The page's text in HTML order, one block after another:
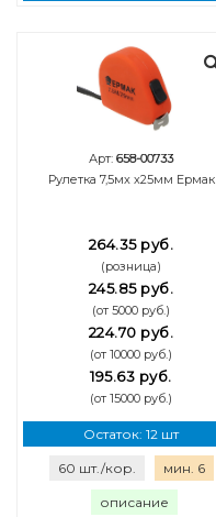
Арт: 658-00733
Рулетка 7,5мх х25мм Ермак
264.35 руб.
(розница)
245.85 руб.
(от 5000 руб.)
224.70 руб.
(от 10000 руб.)
195.63 руб.
(от 15000 руб.)
Остаток: 12 шт
60 шт./кор. мин. 6
описание